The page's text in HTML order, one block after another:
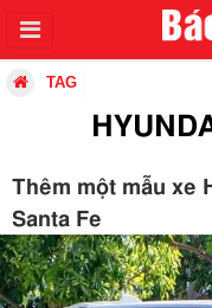
TAG
Thêm một mẫu xe
Santa Fe